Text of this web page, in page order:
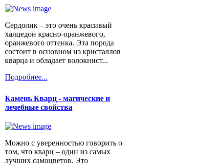
Сердолик – это очень красивый
халцедон красно-оранжевого,
оранжевого оттенка. Эта порода
состоит в основном из кристаллов
кварца и обладает волокнист...
Подробнее...
Камень Кварц - магические и
лечебные свойства
Можно с уверенностью говорить о
том, что кварц – один из самых
лучших самоцветов. Это